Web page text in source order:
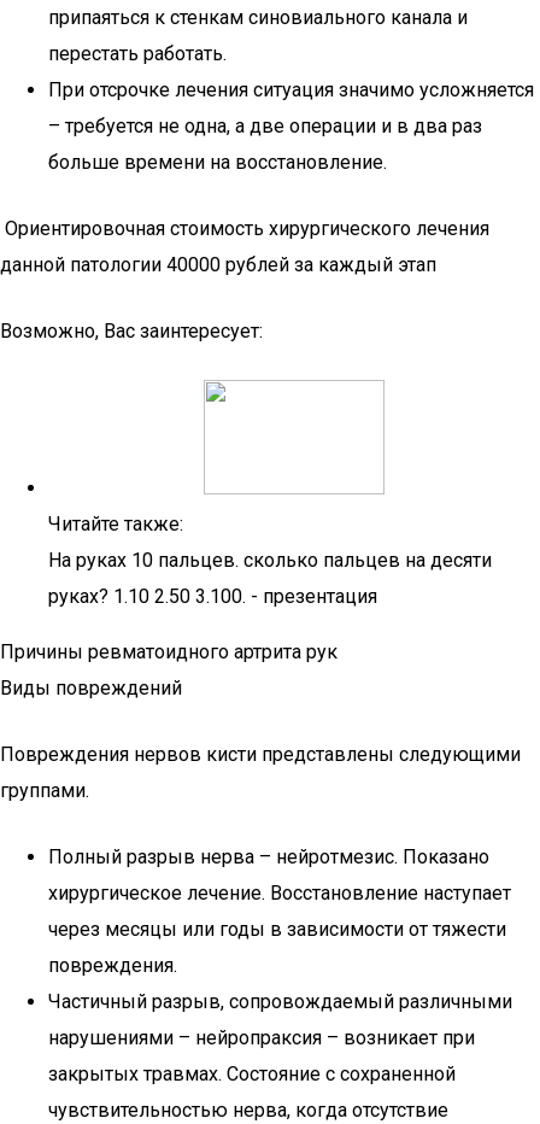
припаяться к стенкам синовиального канала и
перестать работать.
При отсрочке лечения ситуация значимо усложняется
– требуется не одна, а две операции и в два раз
больше времени на восстановление.
Ориентировочная стоимость хирургического лечения
данной патологии 40000 рублей за каждый этап
Возможно, Вас заинтересует:
Читайте также:
На руках 10 пальцев. сколько пальцев на десяти
руках? 1.10 2.50 3.100. - презентация
Причины ревматоидного артрита рук
Виды повреждений
Повреждения нервов кисти представлены следующими
группами.
Полный разрыв нерва – нейротмезис. Показано
хирургическое лечение. Восстановление наступает
через месяцы или годы в зависимости от тяжести
повреждения.
Частичный разрыв, сопровождаемый различными
нарушениями – нейропраксия – возникает при
закрытых травмах. Состояние с сохраненной
чувствительностью нерва, когда отсутствие